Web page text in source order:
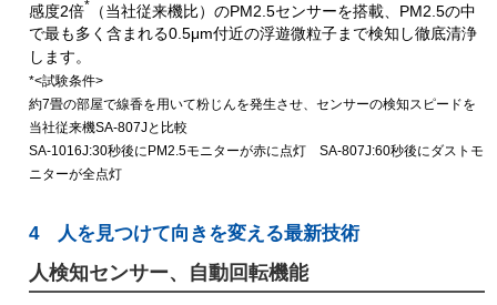
感度2倍*
（当社従来機比）のPM2.5センサーを搭載、PM2.5の中
で最も多く含まれる0.5μm付近の浮遊微粒子まで検知し徹底清浄
します。
*<試験条件>
約7畳の部屋で線香を用いて粉じんを発生させ、センサーの検知スピードを
当社従来機SA-807Jと比較
SA-1016J:30秒後にPM2.5モニターが赤に点灯 SA-807J:60秒後にダストモ
ニターが全点灯
4 人を見つけて向きを変える最新技術
人検知センサー、自動回転機能